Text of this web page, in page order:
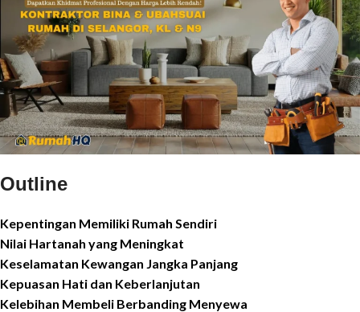
Outline
Kepentingan Memiliki Rumah Sendiri
Nilai Hartanah yang Meningkat
Keselamatan Kewangan Jangka Panjang
Kepuasan Hati dan Keberlanjutan
Kelebihan Membeli Berbanding Menyewa